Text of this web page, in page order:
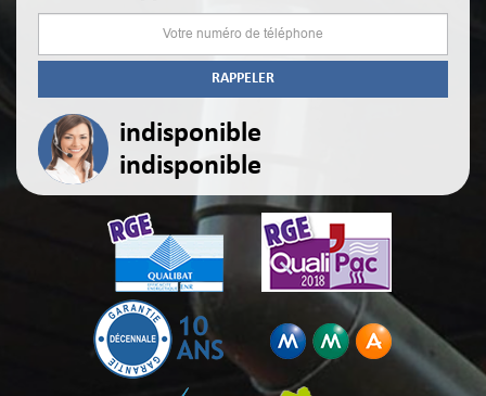
indisponible
indisponible